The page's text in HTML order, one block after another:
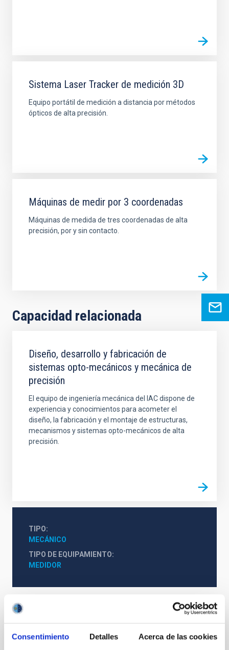
Consentimiento Detalles Acerca de las cookies
Sistema Laser Tracker de medición 3D
Equipo portátil de medición a distancia por métodos
ópticos de alta precisión.
Máquinas de medir por 3 coordenadas
Máquinas de medida de tres coordenadas de alta
precisión, por y sin contacto.
Capacidad relacionada
Diseño, desarrollo y fabricación de
sistemas opto-mecánicos y mecánica de
precisión
El equipo de ingeniería mecánica del IAC dispone de
experiencia y conocimientos para acometer el
diseño, la fabricación y el montaje de estructuras,
mecanismos y sistemas opto-mecánicos de alta
precisión.
TIPO
MECÁNICO
TIPO DE EQUIPAMIENTO
MEDIDOR
Te puede interesar